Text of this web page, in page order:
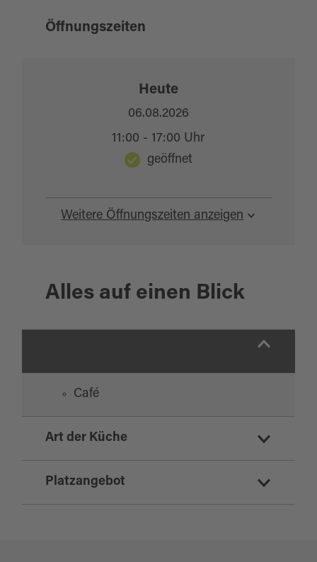
Öffnungszeiten
Weitere Öffnungszeiten anzeigen
Heute
06.08.2026
11:00 - 17:00 Uhr
geöffnet
Alles auf einen Blick
Café
Art der Küche
sonstiges
Platzangebot